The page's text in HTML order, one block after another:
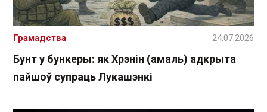
Бунт у бункеры: як Хрэнін (амаль) адкрыта
пайшоў супраць Лукашэнкі
Грамадства 24.07.2026